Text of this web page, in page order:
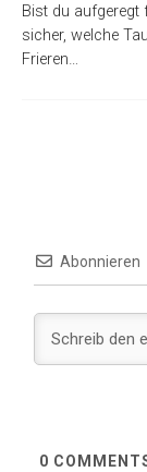
Bist du aufgeregt
sicher, welche
Frieren…
Abonnieren
0